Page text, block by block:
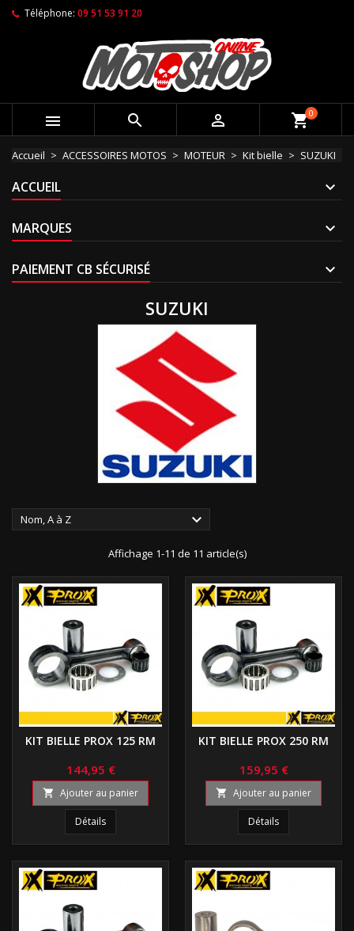
Téléphone: 09 51 53 91 20
   shopping_cart0
Accueil ACCESSOIRES MOTOS MOTEUR Kit bielle SUZUKI
ACCUEIL
MARQUES
PAIEMENT CB SÉCURISÉ
SUZUKI
Nom, A à Z 
Affichage 1-11 de 11 article(s)
KIT BIELLE PROX 125 RM
144,95 €
 Ajouter au panier
Détails
KIT BIELLE PROX 250 RM
159,95 €
 Ajouter au panier
Détails